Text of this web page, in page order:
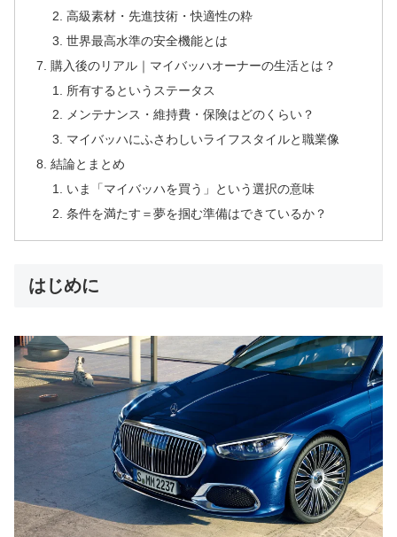
高級素材・先進技術・快適性の粋
世界最高水準の安全機能とは
購入後のリアル｜マイバッハオーナーの生活とは？
所有するというステータス
メンテナンス・維持費・保険はどのくらい？
マイバッハにふさわしいライフスタイルと職業像
結論とまとめ
いま「マイバッハを買う」という選択の意味
条件を満たす＝夢を掴む準備はできているか？
はじめに